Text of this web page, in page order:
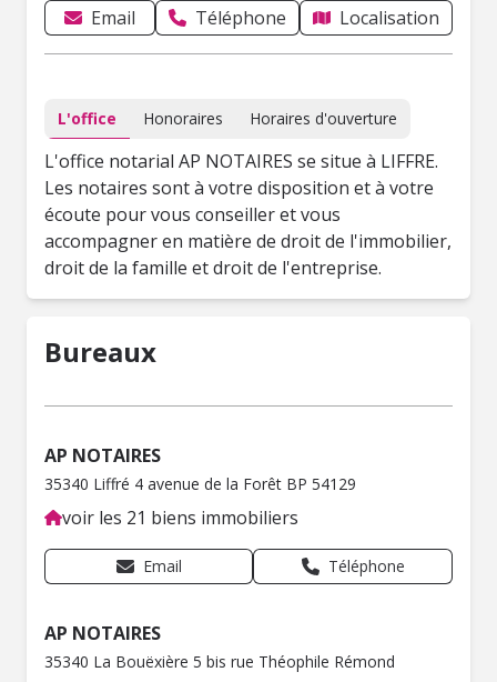
Email Téléphone Localisation
L'office Honoraires Horaires d'ouverture
L'office notarial AP NOTAIRES se situe à LIFFRE.
Les notaires sont à votre disposition et à votre
écoute pour vous conseiller et vous
accompagner en matière de droit de l'immobilier,
droit de la famille et droit de l'entreprise.
Bureaux
AP NOTAIRES
35340 Liffré 4 avenue de la Forêt BP 54129
voir les 21 biens immobiliers
Email Téléphone
AP NOTAIRES
35340 La Bouëxière 5 bis rue Théophile Rémond